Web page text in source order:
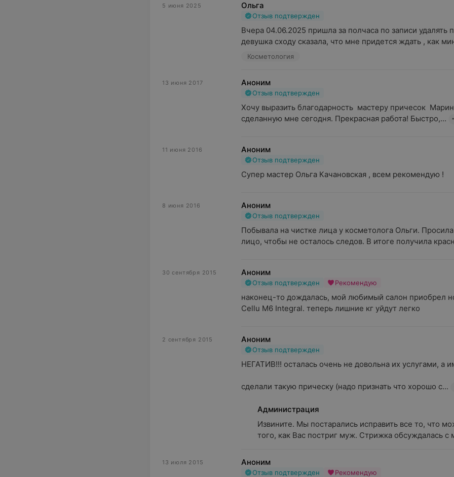
5 июня 2025 Ольга
Отзыв подтвержден
Вчера 04.06.2025 пришла за полчаса по записи удалять
девушка сходу сказала, что мне придется ждать , как
Косметология
13 июня 2017 Аноним
Отзыв подтвержден
Хочу выразить благодарность  мастеру причесок
сделанную мне сегодня. Прекрасная работа! Быстро,...
11 июня 2016 Аноним
Отзыв подтвержден
Супер мастер Ольга Качановская , всем рекомендую !
8 июня 2016 Аноним
Отзыв подтвержден
Побывала на чистке лица у косметолога Ольги.
лицо, чтобы не осталось следов. В итоге получила
30 сентября 2015 Аноним
Отзыв подтвержден Рекомендую
наконец-то дождалась, мой любимый салон приобрел
Cellu M6 Integral. теперь лишние кг уйдут легко
2 сентября 2015 Аноним
Отзыв подтвержден
НЕГАТИВ!!! осталась очень не довольна их услугами, а
сделали такую прическу (надо признать что хорошо с...
Администрация
Извините. Мы постарались исправить все то, что
того, как Вас постриг муж. Стрижка обсуждалась с
13 июля 2015 Аноним
Отзыв подтвержден Рекомендую